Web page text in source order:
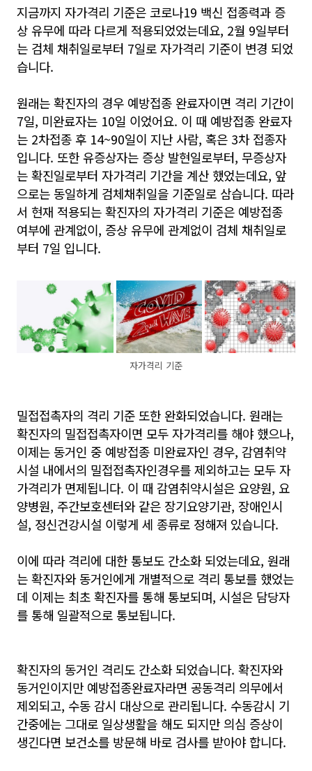
지금까지 자가격리 기준은 코로나19 백신 접종력과 증
상 유무에 따라 다르게 적용되었었는데요, 2월 9일부터
는 검체 채취일로부터 7일로 자가격리 기준이 변경 되었
습니다.
원래는 확진자의 경우 예방접종 완료자이면 격리 기간이
7일, 미완료자는 10일 이었어요. 이 때 예방접종 완료자
는 2차접종 후 14~90일이 지난 사람, 혹은 3차 접종자
입니다. 또한 유증상자는 증상 발현일로부터, 무증상자
는 확진일로부터 자가격리 기간을 계산 했었는데요, 앞
으로는 동일하게 검체채취일을 기준일로 삼습니다. 따라
서 현재 적용되는 확진자의 자가격리 기준은 예방접종
여부에 관계없이, 증상 유무에 관계없이 검체 채취일로
부터 7일 입니다.
자가격리 기준
밀접접촉자의 격리 기준 또한 완화되었습니다. 원래는
확진자의 밀접접촉자이면 모두 자가격리를 해야 했으나,
이제는 동거인 중 예방접종 미완료자인 경우, 감염취약
시설 내에서의 밀접접촉자인경우를 제외하고는 모두 자
가격리가 면제됩니다. 이 때 감염취약시설은 요양원, 요
양병원, 주간보호센터와 같은 장기요양기관, 장애인시
설, 정신건강시설 이렇게 세 종류로 정해져 있습니다.
이에 따라 격리에 대한 통보도 간소화 되었는데요, 원래
는 확진자와 동거인에게 개별적으로 격리 통보를 했었는
데 이제는 최초 확진자를 통해 통보되며, 시설은 담당자
를 통해 일괄적으로 통보됩니다.
확진자의 동거인 격리도 간소화 되었습니다. 확진자와
동거인이지만 예방접종완료자라면 공동격리 의무에서
제외되고, 수동 감시 대상으로 관리됩니다. 수동감시 기
간중에는 그대로 일상생활을 해도 되지만 의심 증상이
생긴다면 보건소를 방문해 바로 검사를 받아야 합니다.